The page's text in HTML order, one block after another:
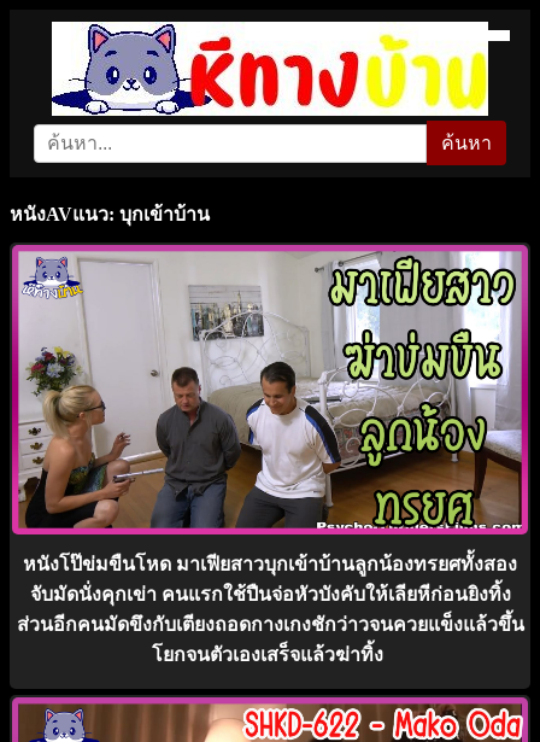
ค้นหา
หนังAVแนว: บุกเข้าบ้าน
หนังโป๊ข่มขืนโหด มาเฟียสาวบุกเข้าบ้านลูกน้องทรยศทั้งสอง
จับมัดนั่งคุกเข่า คนแรกใช้ปืนจ่อหัวบังคับให้เลียหีก่อนยิงทิ้ง
ส่วนอีกคนมัดขึงกับเตียงถอดกางเกงชักว่าวจนควยแข็งแล้วขึ้น
โยกจนตัวเองเสร็จแล้วฆ่าทิ้ง